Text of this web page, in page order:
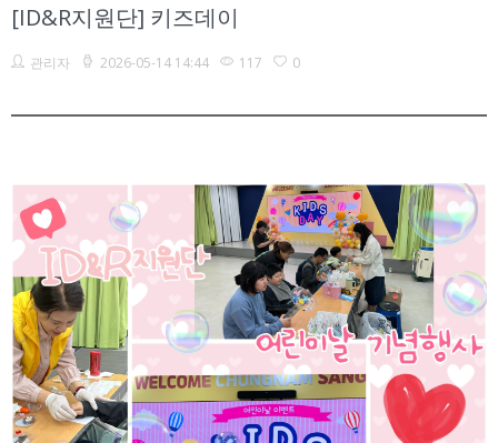
[ID&R지원단] 키즈데이
관리자 2026-05-14 14:44 117 0